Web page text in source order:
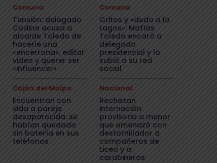
Comuna
Tensión: delegado
Codina acusa a
alcalde Toledo de
hacerle una
«encerrona», editar
video y querer ser
«influencer»
Comuna
Gritos y «dedo a lo
Lagos»: Matías
Toledo encaró a
delegado
presidencial y lo
subió a su red
social
Cajón del Maipo
Encuentran con
vida a pareja
desaparecida: se
habían quedado
sin batería en sus
teléfonos
Nacional
Rechazan
internación
provisoria a menor
que amenazó con
destornillador a
compañeros de
Liceo y a
carabineros